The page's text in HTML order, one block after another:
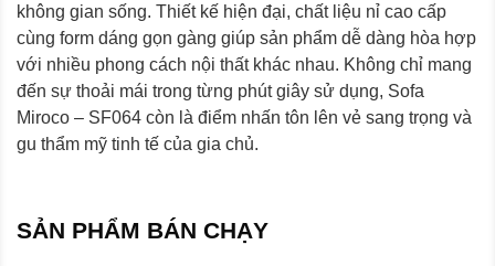
không gian sống. Thiết kế hiện đại, chất liệu nỉ cao cấp
cùng form dáng gọn gàng giúp sản phẩm dễ dàng hòa hợp
với nhiều phong cách nội thất khác nhau. Không chỉ mang
đến sự thoải mái trong từng phút giây sử dụng, Sofa
Miroco – SF064 còn là điểm nhấn tôn lên vẻ sang trọng và
gu thẩm mỹ tinh tế của gia chủ.
SẢN PHẨM BÁN CHẠY